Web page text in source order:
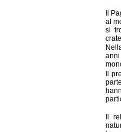
Il
al
si
Il
Il